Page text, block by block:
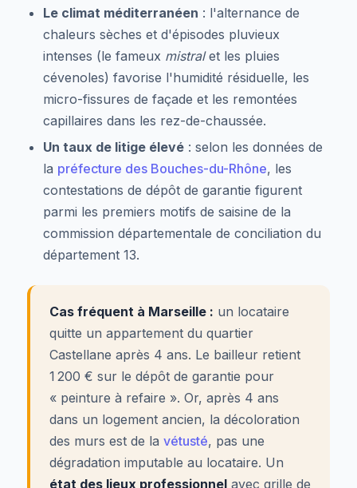
Le climat méditerranéen : l'alternance de
chaleurs sèches et d'épisodes pluvieux
intenses (le fameux mistralet les pluies
cévenoles) favorise l'humidité résiduelle, les
micro-fissures de façade et les remontées
capillaires dans les rez-de-chaussée.
Un taux de litige élevé : selon les données de
la préfecture des Bouches-du-Rhône, les
contestations de dépôt de garantie figurent
parmi les premiers motifs de saisine de la
commission départementale de conciliation du
département 13.
Cas fréquent à Marseille : un locataire
quitte un appartement du quartier
Castellane après 4 ans. Le bailleur retient
1 200 € sur le dépôt de garantie pour
« peinture à refaire ». Or, après 4 ans
dans un logement ancien, la décoloration
des murs est de la vétusté, pas une
dégradation imputable au locataire. Un
état des lieux professionnel avec grille de